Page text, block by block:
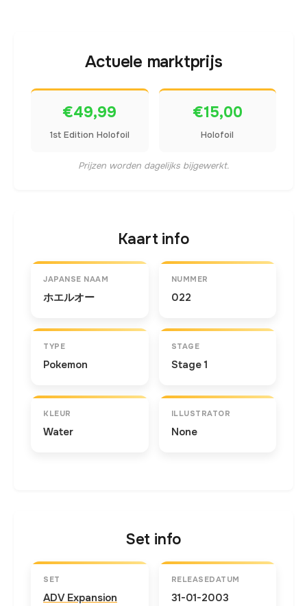
Actuele marktprijs
€49,99
1st Edition Holofoil
€15,00
Holofoil
Prijzen worden dagelijks bijgewerkt.
Kaart info
JAPANSE NAAM
ホエルオー
NUMMER
022
TYPE
Pokemon
STAGE
Stage 1
KLEUR
Water
ILLUSTRATOR
None
Set info
SET
ADV Expansion
RELEASEDATUM
31-01-2003